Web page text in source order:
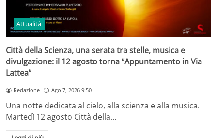
Attualità
Città della Scienza, una serata tra stelle, musica e
divulgazione: il 12 agosto torna “Appuntamento in Via
Lattea”
Redazione Ago 7, 2026 9:50
Una notte dedicata al cielo, alla scienza e alla musica.
Martedì 12 agosto Città della…